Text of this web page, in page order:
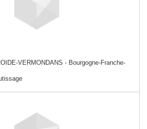
VERMONDANS - Bourgogne-Franche-